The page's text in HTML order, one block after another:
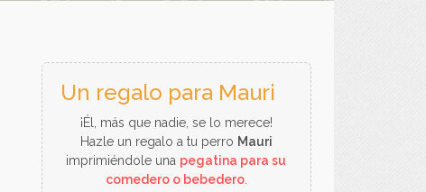
Un regalo para Mauri
¡Él, más que nadie, se lo merece!
Hazle un regalo a tu perro Mauri
imprimiéndole una pegatina para su
comedero o bebedero.